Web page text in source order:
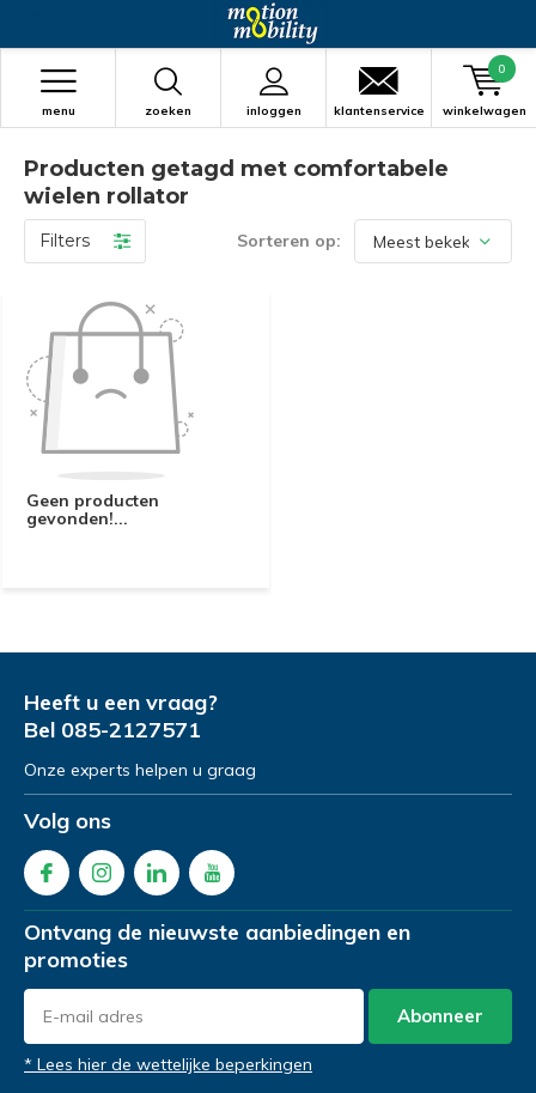
zoeken inloggen
menu klantenservice winkelwagen
0
Producten getagd met comfortabele
wielen rollator
Filters Sorteren op:
Geen producten
gevonden!...
Heeft u een vraag?
Bel 085-2127571
Onze experts helpen u graag
Volg ons
Ontvang de nieuwste aanbiedingen en
promoties
Abonneer
* Lees hier de wettelijke beperkingen